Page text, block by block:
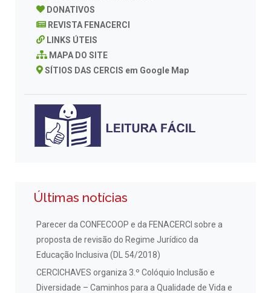
DONATIVOS
REVISTA FENACERCI
LINKS ÚTEIS
MAPA DO SITE
SÍTIOS DAS CERCIS em Google Map
Últimas notícias
Parecer da CONFECOOP e da FENACERCI sobre a
proposta de revisão do Regime Jurídico da
Educação Inclusiva (DL 54/2018)
CERCICHAVES organiza 3.º Colóquio Inclusão e
Diversidade – Caminhos para a Qualidade de Vida e